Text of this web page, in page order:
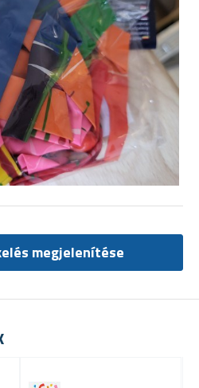
megjelenítése